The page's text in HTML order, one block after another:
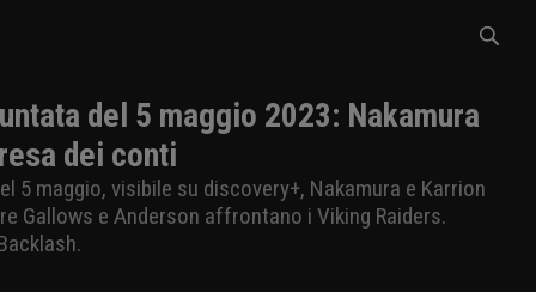
del 5 maggio 2023: Nakamura
dei conti
5 maggio, visibile su discovery+, Nakamura e Karrion
Gallows e Anderson affrontano i Viking Raiders.